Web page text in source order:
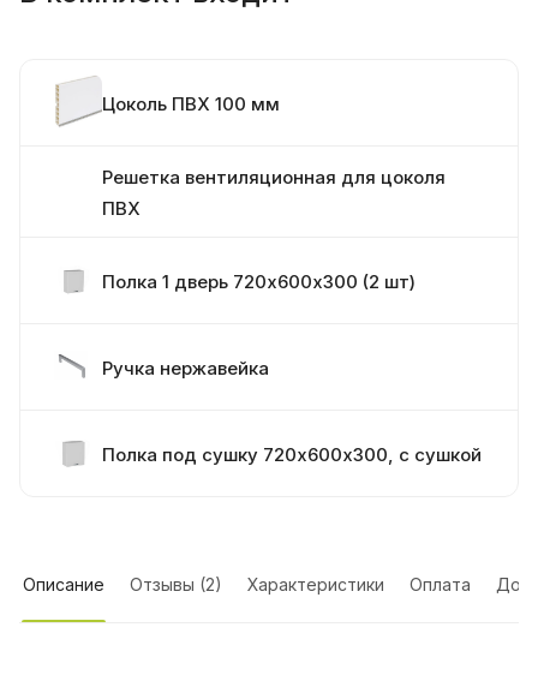
Цоколь ПВХ 100 мм
Решетка вентиляционная для цоколя
ПВХ
Полка 1 дверь 720х600х300 (2 шт)
Ручка нержавейка
Полка под сушку 720х600х300, с сушкой
Стол под духовку 720х600х560
Описание Отзывы (2) Характеристики Оплата